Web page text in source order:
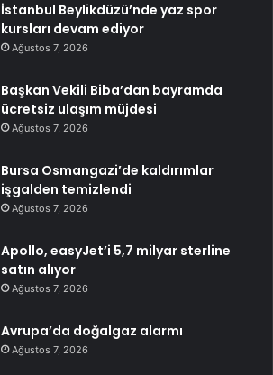
İstanbul Beylikdüzü’nde yaz spor
kursları devam ediyor
Ağustos 7, 2026
Başkan Vekili Biba’dan bayramda
ücretsiz ulaşım müjdesi
Ağustos 7, 2026
Bursa Osmangazi’de kaldırımlar
işgalden temizlendi
Ağustos 7, 2026
Apollo, easyJet’i 5,7 milyar sterline
satın alıyor
Ağustos 7, 2026
Avrupa’da doğalgaz alarmı
Ağustos 7, 2026